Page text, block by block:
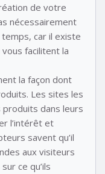
de votre
nécessairement
car il existe
facilitent la
la façon dont
Les sites les
dans leurs
l’intérêt et
savent qu’il
aux visiteurs
ce qu’ils